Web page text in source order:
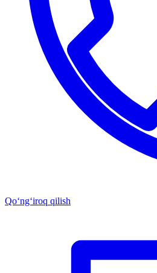
Qo‘ng‘iroq qilish